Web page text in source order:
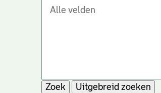
Zoek
Uitgebreid zoeken